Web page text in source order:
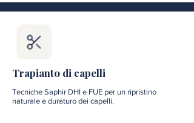
Trapianto di capelli
Tecniche Saphir DHI e FUE per un ripristino
naturale e duraturo dei capelli.